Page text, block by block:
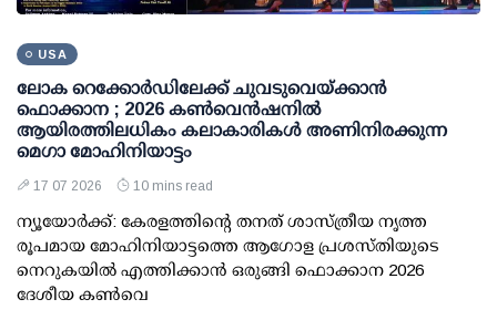
USA
ലോക റെക്കോര്‍ഡിലേക്ക് ചുവടുവെയ്ക്കാന്‍
ഫൊക്കാന ; 2026 കണ്‍വെന്‍ഷനില്‍
ആയിരത്തിലധികം കലാകാരികള്‍ അണിനിരക്കുന്ന
മെഗാ മോഹിനിയാട്ടം
17 07 2026 10 mins read
ന്യൂയോര്‍ക്ക്: കേരളത്തിന്റെ തനത് ശാസ്ത്രീയ നൃത്ത
രൂപമായ മോഹിനിയാട്ടത്തെ ആഗോള പ്രശസ്തിയുടെ
നെറുകയില്‍ എത്തിക്കാന്‍ ഒരുങ്ങി ഫൊക്കാന 2026
ദേശീയ കണ്‍വെ